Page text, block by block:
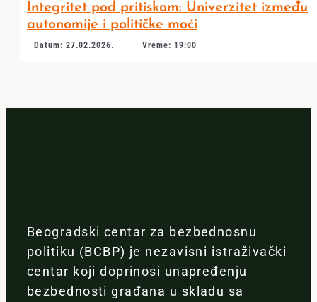
Integritet pod pritiskom: Univerzitet između
autonomije i političke moći
Datum: 27.02.2026. Vreme: 19:00
Beogradski centar za bezbednosnu
politiku (BCBP) je nezavisni istraživački
centar koji doprinosi unapređenju
bezbednosti građana u skladu sa